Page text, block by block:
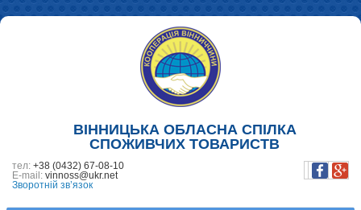
ВІННИЦЬКА ОБЛАСНА СПІЛКА
СПОЖИВЧИХ ТОВАРИСТВ
тел: +38 (0432) 67-08-10
E-mail: vinnoss@ukr.net
Зворотній зв’язок